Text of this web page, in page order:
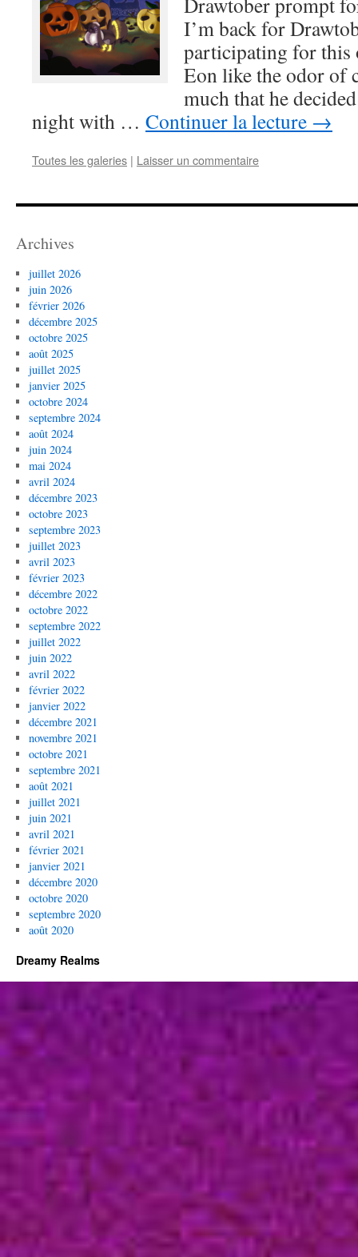
I’m back for
participating for this
Eon like the odor of
much that he
night with … Continuer la lecture →
Toutes les galeries | Laisser un commentaire
Archives
juillet 2026
juin 2026
février 2026
décembre 2025
octobre 2025
août 2025
juillet 2025
janvier 2025
octobre 2024
septembre 2024
août 2024
juin 2024
mai 2024
avril 2024
décembre 2023
octobre 2023
septembre 2023
juillet 2023
avril 2023
février 2023
décembre 2022
octobre 2022
septembre 2022
juillet 2022
juin 2022
avril 2022
février 2022
janvier 2022
décembre 2021
novembre 2021
octobre 2021
septembre 2021
août 2021
juillet 2021
juin 2021
avril 2021
février 2021
janvier 2021
décembre 2020
octobre 2020
septembre 2020
août 2020
Dreamy Realms